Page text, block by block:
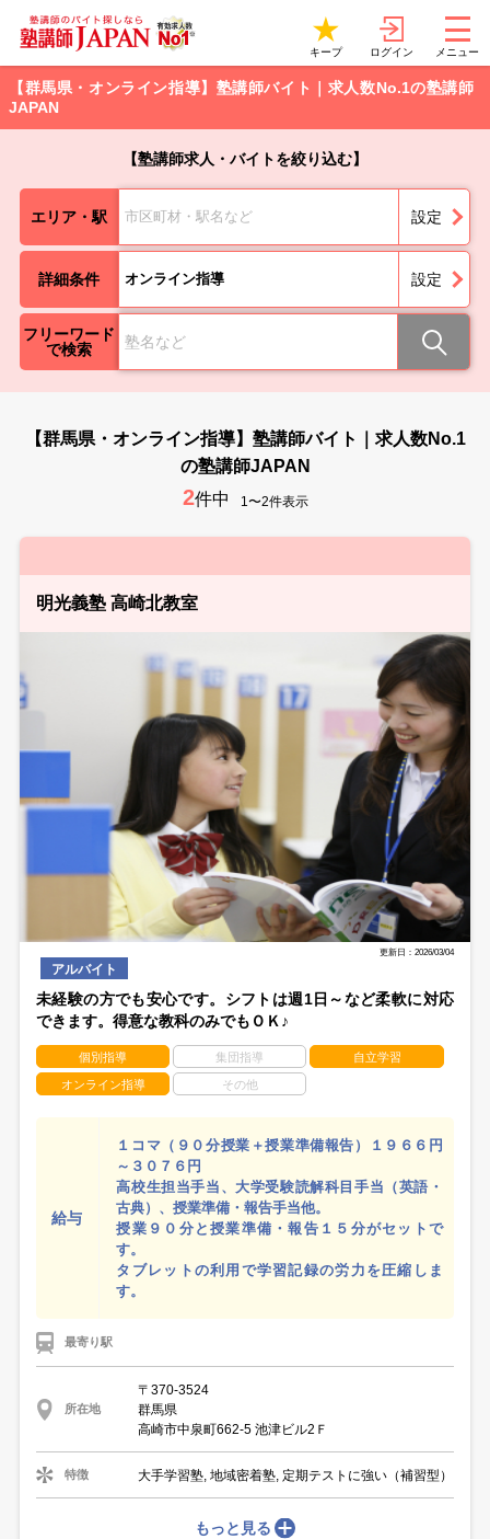
キープ ログイン メニュー
【群馬県・オンライン指導】塾講師バイト｜求人数No.1の塾講師
JAPAN
【塾講師求人・バイトを絞り込む】
エリア・駅 市区町材・駅名など 設定
詳細条件 オンライン指導 設定
フリーワード
で検索
【群馬県・オンライン指導】塾講師バイト｜求人数No.1
の塾講師JAPAN
2件中 1〜2件表示
明光義塾 高崎北教室
更新日：2026/03/04
アルバイト
未経験の方でも安心です。シフトは週1日～など柔軟に対応
できます。得意な教科のみでもＯＫ♪
個別指導 集団指導 自立学習
オンライン指導 その他
給与
１コマ（９０分授業＋授業準備報告）１９６６円
～３０７６円
高校生担当手当、大学受験読解科目手当（英語・
古典）、授業準備・報告手当他。
授業９０分と授業準備・報告１５分がセットで
す。
タブレットの利用で学習記録の労力を圧縮しま
す。
最寄り駅
所在地
〒370-3524
群馬県
高崎市中泉町662-5 池津ビル2Ｆ
特徴 大手学習塾, 地域密着塾, 定期テストに強い（補習型）
もっと見る